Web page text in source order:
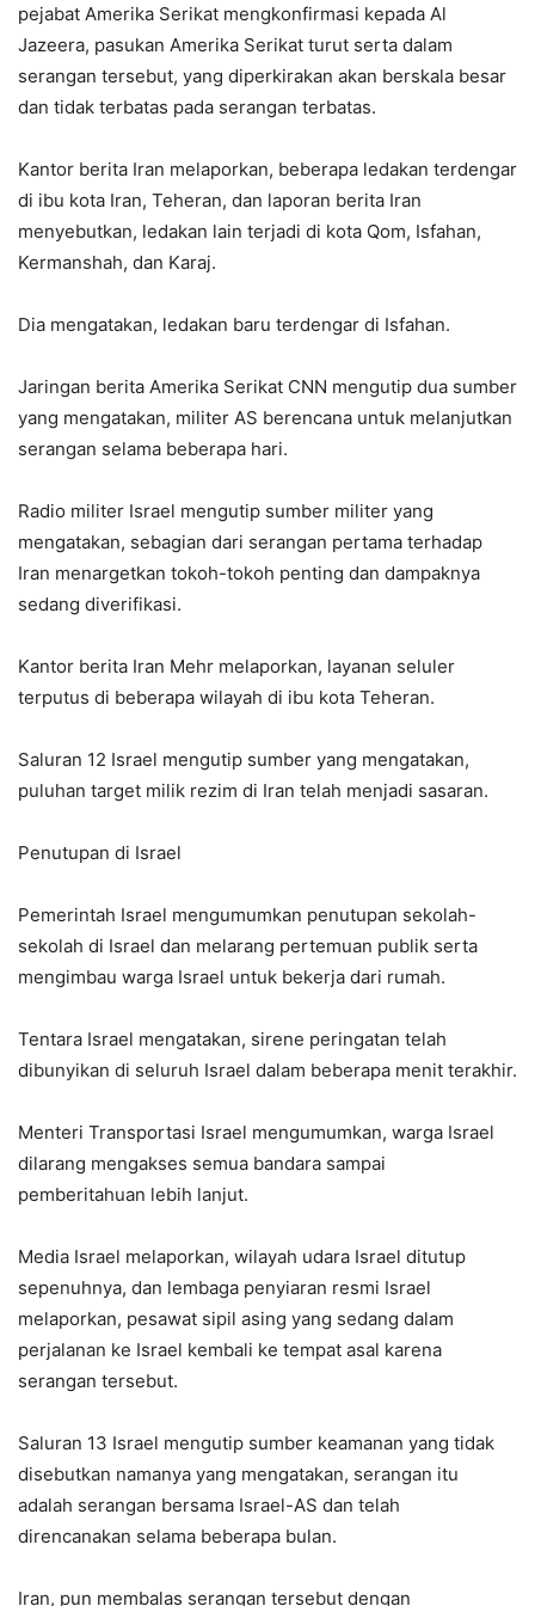
pejabat Amerika Serikat mengkonfirmasi kepada Al
Jazeera, pasukan Amerika Serikat turut serta dalam
serangan tersebut, yang diperkirakan akan berskala besar
dan tidak terbatas pada serangan terbatas.
Kantor berita Iran melaporkan, beberapa ledakan terdengar
di ibu kota Iran, Teheran, dan laporan berita Iran
menyebutkan, ledakan lain terjadi di kota Qom, Isfahan,
Kermanshah, dan Karaj.
Dia mengatakan, ledakan baru terdengar di Isfahan.
Jaringan berita Amerika Serikat CNN mengutip dua sumber
yang mengatakan, militer AS berencana untuk melanjutkan
serangan selama beberapa hari.
Radio militer Israel mengutip sumber militer yang
mengatakan, sebagian dari serangan pertama terhadap
Iran menargetkan tokoh-tokoh penting dan dampaknya
sedang diverifikasi.
Kantor berita Iran Mehr melaporkan, layanan seluler
terputus di beberapa wilayah di ibu kota Teheran.
Saluran 12 Israel mengutip sumber yang mengatakan,
puluhan target milik rezim di Iran telah menjadi sasaran.
Penutupan di Israel
Pemerintah Israel mengumumkan penutupan sekolah-
sekolah di Israel dan melarang pertemuan publik serta
mengimbau warga Israel untuk bekerja dari rumah.
Tentara Israel mengatakan, sirene peringatan telah
dibunyikan di seluruh Israel dalam beberapa menit terakhir.
Menteri Transportasi Israel mengumumkan, warga Israel
dilarang mengakses semua bandara sampai
pemberitahuan lebih lanjut.
Media Israel melaporkan, wilayah udara Israel ditutup
sepenuhnya, dan lembaga penyiaran resmi Israel
melaporkan, pesawat sipil asing yang sedang dalam
perjalanan ke Israel kembali ke tempat asal karena
serangan tersebut.
Saluran 13 Israel mengutip sumber keamanan yang tidak
disebutkan namanya yang mengatakan, serangan itu
adalah serangan bersama Israel-AS dan telah
direncanakan selama beberapa bulan.
Iran, pun membalas serangan tersebut dengan